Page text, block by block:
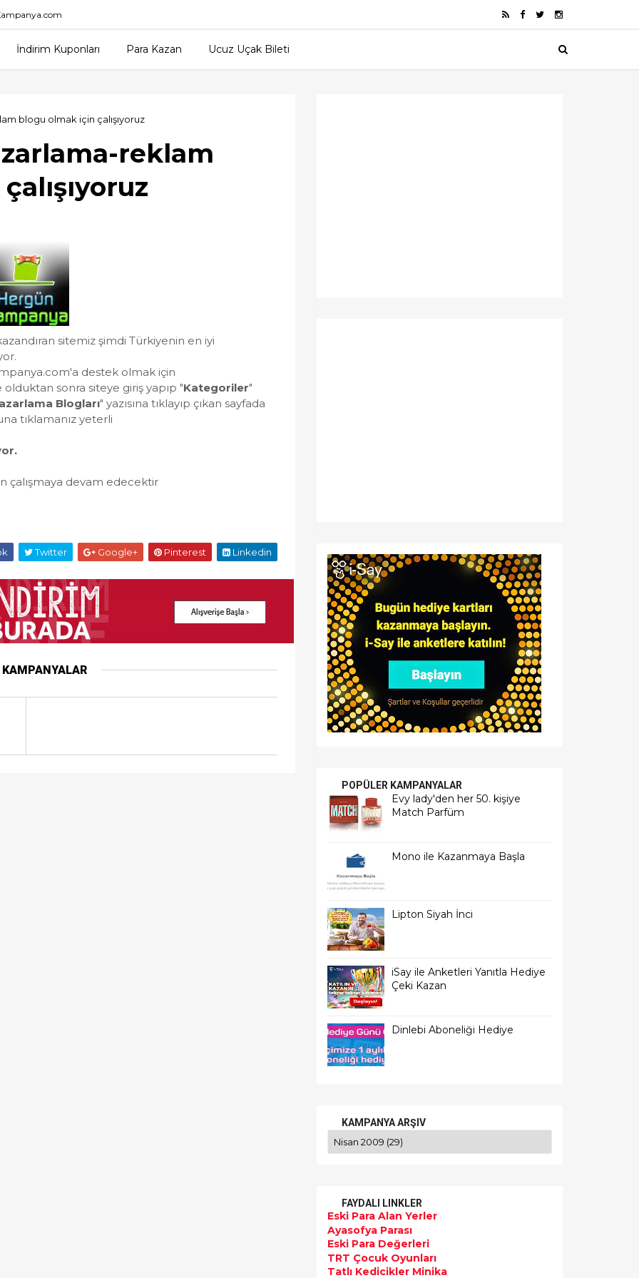
İndirim Kuponları Para Kazan Ucuz Uçak Bileti
blogu olmak için çalışıyoruz
reklam
sitemiz şimdi Türkiyenin en iyi
destek olmak için
sonra siteye giriş yapıp "Kategoriler"
Blogları" yazısına tıklayıp çıkan sayfada
tıklamanız yeterli
çalışmaya devam edecektir
Twitter Google+ Pinterest Linkedin
KAMPANYALAR
POPÜLER KAMPANYALAR
Evy lady'den her 50. kişiye
Match Parfüm
Mono ile Kazanmaya Başla
Lipton Siyah İnci
iSay ile Anketleri Yanıtla Hediye
Çeki Kazan
Dinlebi Aboneliği Hediye
KAMPANYA ARŞIV
FAYDALI LINKLER
Eski Para Alan Yerler
Ayasofya Parası
Eski Para Değerleri
TRT Çocuk Oyunları
Tatlı Kedicikler Minika